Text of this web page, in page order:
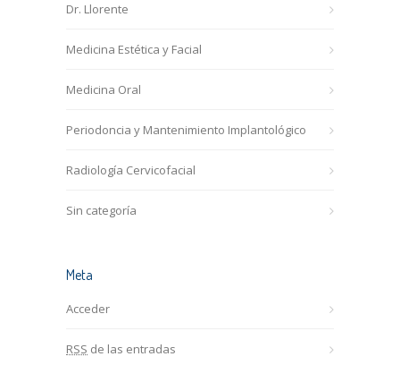
Dr. Llorente
Medicina Estética y Facial
Medicina Oral
Periodoncia y Mantenimiento Implantológico
Radiología Cervicofacial
Sin categoría
Meta
Acceder
RSS de las entradas